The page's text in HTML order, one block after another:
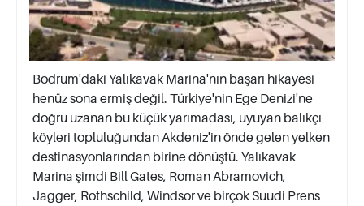
Bodrum'daki Yalıkavak Marina'nın başarı hikayesi
henüz sona ermiş değil. Türkiye'nin Ege Denizi'ne
doğru uzanan bu küçük yarımadası, uyuyan balıkçı
köyleri topluluğundan Akdeniz'in önde gelen yelken
destinasyonlarından birine dönüştü. Yalıkavak
Marina şimdi Bill Gates, Roman Abramovich,
Jagger, Rothschild, Windsor ve birçok Suudi Prens